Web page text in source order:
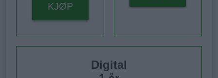
KJØP
Digital